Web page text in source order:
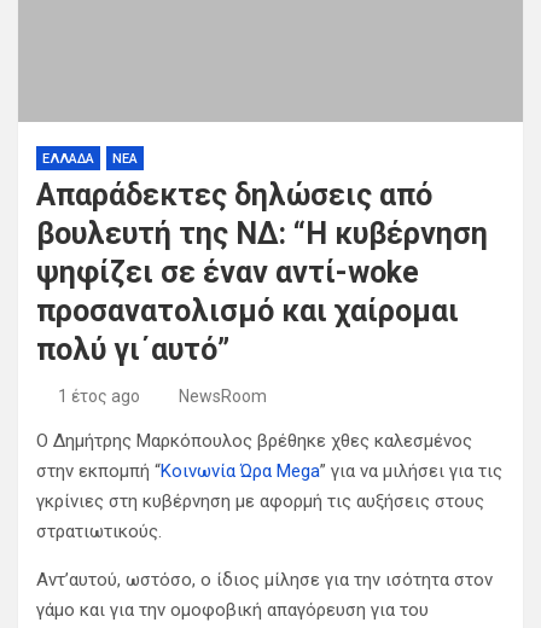
ΕΛΛΑΔΑ ΝΕΑ
Απαράδεκτες δηλώσεις από
βουλευτή της ΝΔ: “Η κυβέρνηση
ψηφίζει σε έναν αντί-woke
προσανατολισμό και χαίρομαι
πολύ γι΄αυτό”
1 έτος ago NewsRoom
Ο Δημήτρης Μαρκόπουλος βρέθηκε χθες καλεσμένος
στην εκπομπή “Κοινωνία Ώρα Μega” για να μιλήσει για τις
γκρίνιες στη κυβέρνηση με αφορμή τις αυξήσεις στους
στρατιωτικούς.
Αντ’αυτού, ωστόσο, ο ίδιος μίλησε για την ισότητα στον
γάμο και για την ομοφοβική απαγόρευση για του